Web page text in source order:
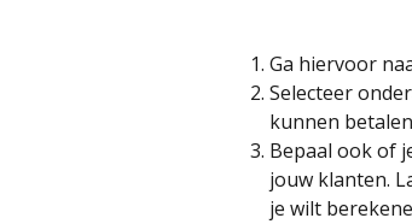
Ga hiervoor
Selecteer
kunnen
Bepaal ook of
jouw klanten.
je wilt